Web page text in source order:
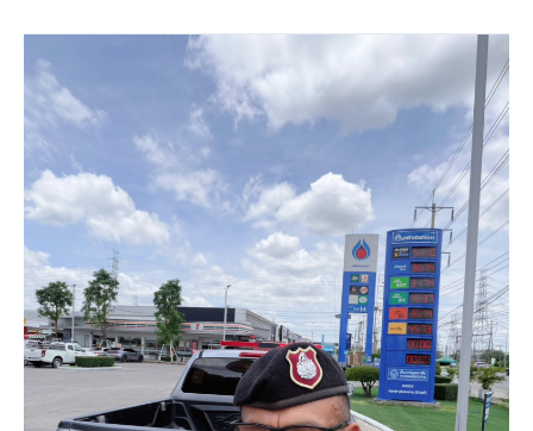
นท
ลำ
ผักชี
เขต
หนองจอก
กรุงเทพฯ
การ
จราจร
นี้
11.30
น.
เจ้า
หน้าที่
ตำรวจ
สาย
ตรวจ
ป้องกัน